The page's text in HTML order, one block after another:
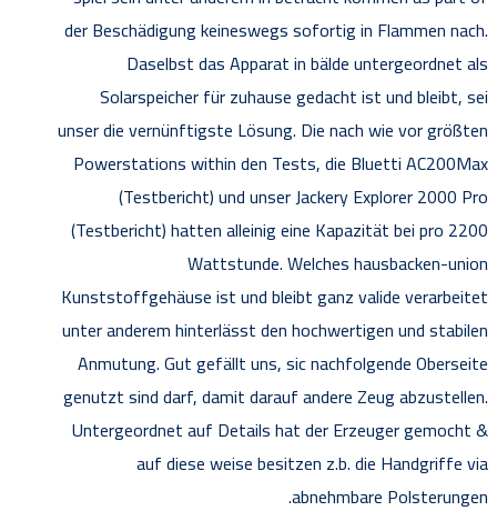
der Beschädigung keineswegs sofortig in Flammen nach.
Daselbst das Apparat in bälde untergeordnet als
Solarspeicher für zuhause gedacht ist und bleibt, sei
unser die vernünftigste Lösung. Die nach wie vor größten
Powerstations within den Tests, die Bluetti AC200Max
(Testbericht) und unser Jackery Explorer 2000 Pro
(Testbericht) hatten alleinig eine Kapazität bei pro 2200
Wattstunde. Welches hausbacken-union
Kunststoffgehäuse ist und bleibt ganz valide verarbeitet
unter anderem hinterlässt den hochwertigen und stabilen
Anmutung. Gut gefällt uns, sic nachfolgende Oberseite
genutzt sind darf, damit darauf andere Zeug abzustellen.
Untergeordnet auf Details hat der Erzeuger gemocht &
auf diese weise besitzen z.b. die Handgriffe via
abnehmbare Polsterungen.